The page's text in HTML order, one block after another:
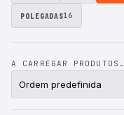
POLEGADAS16
A CARREGAR PRODUTOS…